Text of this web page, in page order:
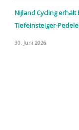
Nijland Cycling
Tiefeinsteiger-
30. Juni 2026